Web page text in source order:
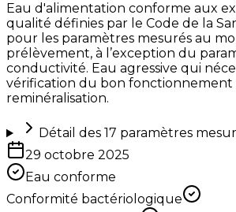
Eau d'alimentation conforme aux
qualité définies par le Code de la
pour les paramètres mesurés au
prélèvement, à l’exception du
conductivité. Eau agressive qui
vérification du bon
reminéralisation.
Détail des 17 paramètres
29 octobre 2025
Eau conforme
Conformité bactériologique